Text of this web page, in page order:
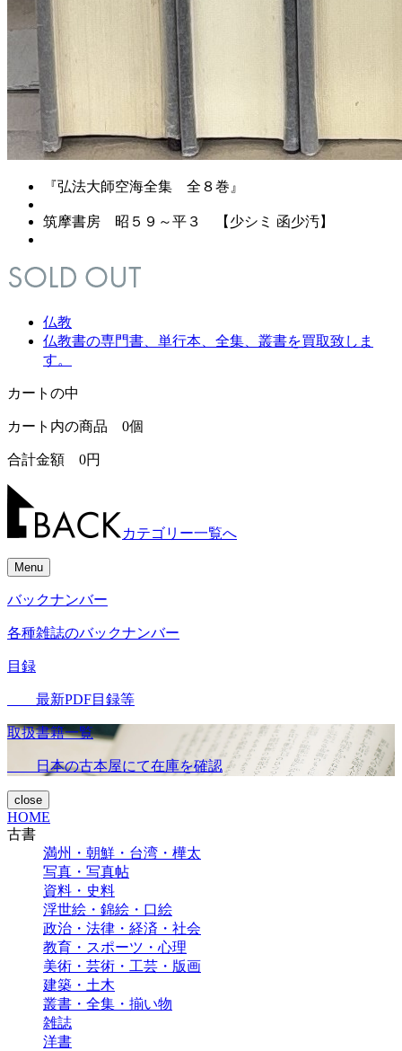
『弘法大師空海全集 全８巻』
筑摩書房 昭５９～平３ 【少シミ 函少汚】
仏教
仏教書の専門書、単行本、全集、叢書を買取致しま
す。
カートの中
カート内の商品 0個
合計金額 0円
カテゴリー一覧へ
Menu
バックナンバー
各種雑誌のバックナンバー
目録
最新PDF目録等
取扱書籍一覧
日本の古本屋にて在庫を確認
close
HOME
古書
満州・朝鮮・台湾・樺太
写真・写真帖
資料・史料
浮世絵・錦絵・口絵
政治・法律・経済・社会
教育・スポーツ・心理
美術・芸術・工芸・版画
建築・土木
叢書・全集・揃い物
雑誌
洋書